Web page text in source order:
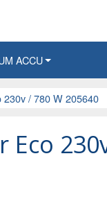
ACCU
/ 780 W 205640